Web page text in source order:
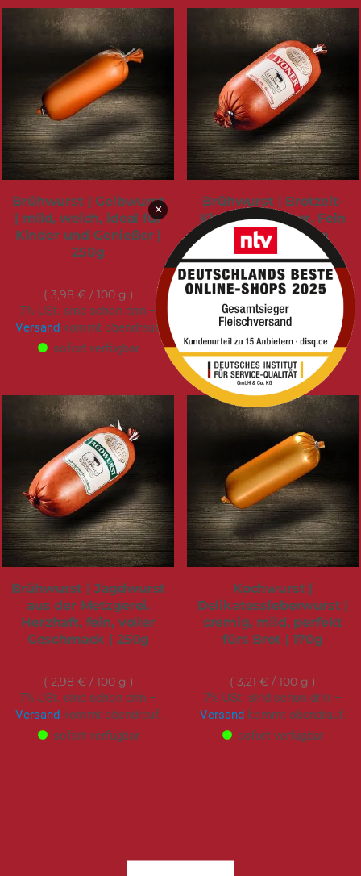
Brühwurst | Gelbwurst
| mild, weich, ideal für
Kinder und Genießer |
250g
3,98 €/ 100 g
7% USt. sind schon drin –
Versandkommt obendrauf.
sofort verfügbar
Brühwurst | Brotzeit-
Klassiker Lyoner. Fein
im Biss, stark im
Geschmack | 250g
7,45 €
2,98 €/ 100 g
7% USt. sind schon drin –
Versandkommt obendrauf.
sofort verfügbar
Brühwurst | Jagdwurst
aus der Metzgerei.
Herzhaft, fein, voller
Geschmack | 250g
2,98 €/ 100 g
7% USt. sind schon drin –
Versandkommt obendrauf.
sofort verfügbar
Kochwurst |
Delikatessleberwurst |
cremig, mild, perfekt
fürs Brot | 170g
3,21 € / 100 g
7% USt. sind schon drin –
Versandkommt obendrauf.
sofort verfügbar
×